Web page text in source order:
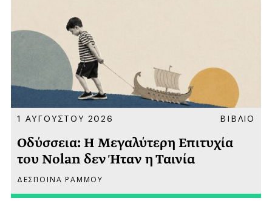
1 ΑΥΓΟΥΣΤΟΥ 2026 ΒΙΒΛΙΟ
Οδύσσεια: Η Μεγαλύτερη Επιτυχία
του Nolan δεν Ήταν η Ταινία
ΔΕΣΠΟΙΝΑ ΡΑΜΜΟΥ